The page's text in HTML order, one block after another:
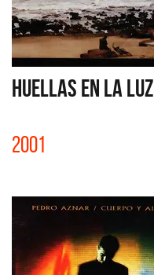
HUELLAS EN LA LUZ
2001